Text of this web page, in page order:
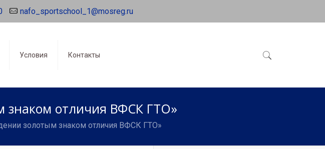
nafo_sportschool_1@mosreg.ru
Условия Контакты
знаком отличия ВФСК ГТО»
золотым знаком отличия ВФСК ГТО»